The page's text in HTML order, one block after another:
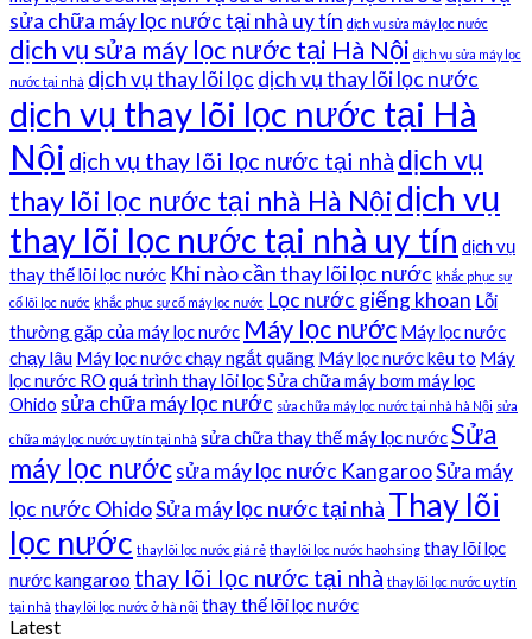
sửa chữa máy lọc nước tại nhà uy tín dịch vụ sửa máy lọc nước
dịch vụ sửa máy lọc nước tại Hà Nội dịch vụ sửa máy lọc
nước tại nhà dịch vụ thay lõi lọc dịch vụ thay lõi lọc nước
dịch vụ thay lõi lọc nước tại Hà
Nội dịch vụ thay lõi lọc nước tại nhà dịch vụ
thay lõi lọc nước tại nhà Hà Nộidịch vụ
thay lõi lọc nước tại nhà uy tín dịch vụ
thay thế lõi lọc nước Khi nào cần thay lõi lọc nước khắc phục sự
cố lõi lọc nước khắc phục sự cố máy lọc nước Lọc nước giếng khoan Lỗi
thường gặp của máy lọc nước Máy lọc nước Máy lọc nước
chạy lâu Máy lọc nước chạy ngắt quãng Máy lọc nước kêu to Máy
lọc nước RO quá trình thay lõi lọcSửa chữa máy bơm máy lọc
Ohido sửa chữa máy lọc nước sửa chữa máy lọc nước tại nhà hà Nội sửa
chữa máy lọc nước uy tín tại nhà sửa chữa thay thế máy lọc nướcSửa
máy lọc nướcsửa máy lọc nước KangarooSửa máy
lọc nước OhidoSửa máy lọc nước tại nhà Thay lõi
lọc nước thay lõi lọc nước giá rẻ thay lõi lọc nước haohsing thay lõi lọc
nước kangaroo thay lõi lọc nước tại nhà thay lõi lọc nước uy tín
tại nhà thay lõi lọc nước ở hà nội thay thế lõi lọc nước
Latest